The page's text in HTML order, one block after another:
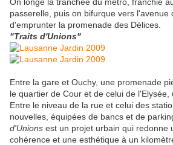
passerelle, puis on bifurque vers l'avenue
d'emprunter la promenade des Délices.
"Traits d'Unions"
Entre la gare et Ouchy, une promenade
le quartier de Cour et de celui de l'Elysée,
Entre le niveau de la rue et celui des
nouvelles, équipées de bancs et de
d'Unions est un projet urbain qui redonne
cohérence et une esthétique à un